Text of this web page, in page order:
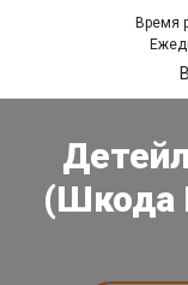
Время
(Шкода